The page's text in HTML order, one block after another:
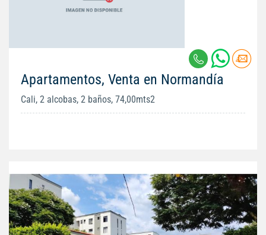
Apartamentos, Venta en Normandía
Cali, 2 alcobas, 2 baños, 74,00mts2